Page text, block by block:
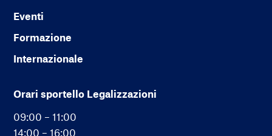
Eventi
Formazione
Internazionale
Orari sportello Legalizzazioni
09:00 – 11:00
14:00 – 16:00